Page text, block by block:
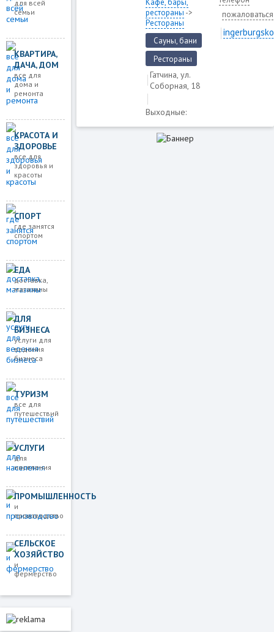
для всей
семьи
КВАРТИРА,
ДАЧА, ДОМ
все для
дома и
ремонта
КРАСОТА И
ЗДОРОВЬЕ
все для
здоровья и
красоты
СПОРТ
где занятся
спортом
ЕДА
доставка,
магазины
ДЛЯ
БИЗНЕСА
услуги для
ведения
бизнеса
ТУРИЗМ
все для
путешествий
УСЛУГИ
для
населения
ПРОМЫШЛЕННОСТЬ
и
производство
СЕЛЬСКОЕ
ХОЗЯЙСТВО
и
фермерство
Кафе, бары,
рестораны ->
Рестораны
Сауны, бани
Рестораны
Гатчина, ул.
Соборная, 18
Выходные:
пожаловаться